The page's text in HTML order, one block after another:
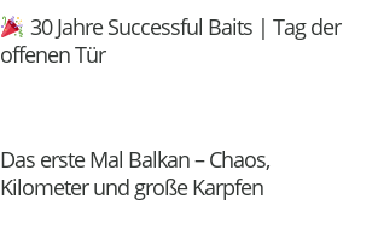
30 Jahre Successful Baits | Tag der
offenen Tür
Das erste Mal Balkan – Chaos,
Kilometer und große Karpfen